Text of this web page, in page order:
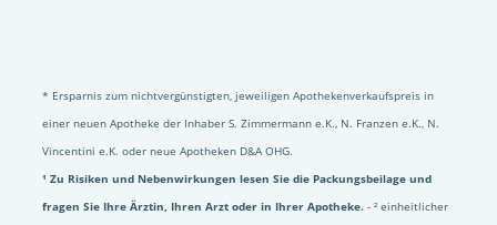
* Ersparnis zum nichtvergünstigten, jeweiligen Apothekenverkaufspreis in
einer neuen Apotheke der Inhaber S. Zimmermann e.K., N. Franzen e.K., N.
Vincentini e.K. oder neue Apotheken D&A OHG.
¹ Zu Risiken und Nebenwirkungen lesen Sie die Packungsbeilage und
fragen Sie Ihre Ärztin, Ihren Arzt oder in Ihrer Apotheke. - ² einheitlicher